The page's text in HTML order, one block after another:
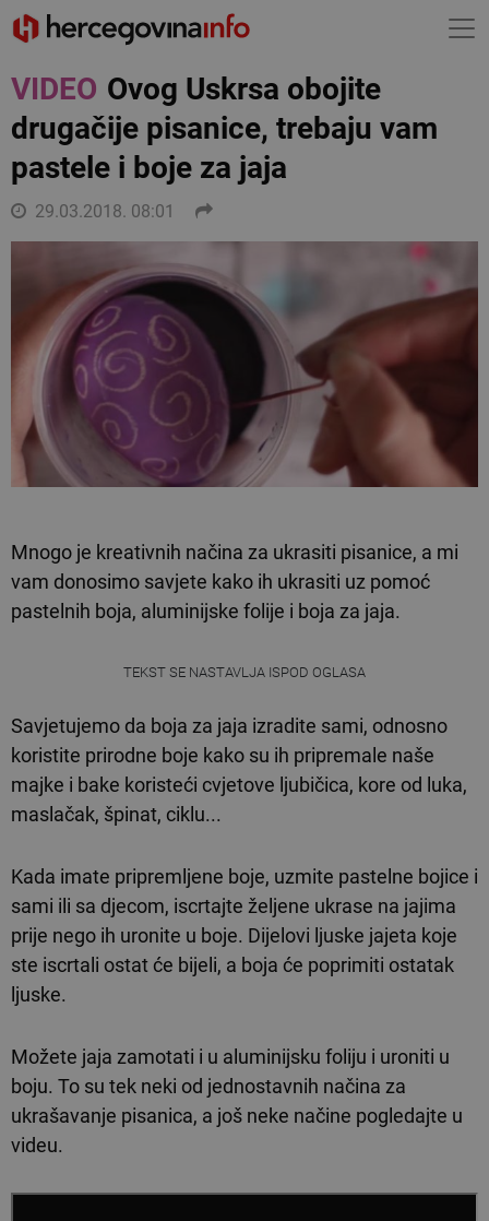
VIDEOOvog Uskrsa obojite
drugačije pisanice, trebaju vam
pastele i boje za jaja
29.03.2018. 08:01
Mnogo je kreativnih načina za ukrasiti pisanice, a mi
vam donosimo savjete kako ih ukrasiti uz pomoć
pastelnih boja, aluminijske folije i boja za jaja.
TEKST SE NASTAVLJA ISPOD OGLASA
Savjetujemo da boja za jaja izradite sami, odnosno
koristite prirodne boje kako su ih pripremale naše
majke i bake koristeći cvjetove ljubičica, kore od luka,
maslačak, špinat, ciklu...
Kada imate pripremljene boje, uzmite pastelne bojice i
sami ili sa djecom, iscrtajte željene ukrase na jajima
prije nego ih uronite u boje. Dijelovi ljuske jajeta koje
ste iscrtali ostat će bijeli, a boja će poprimiti ostatak
ljuske.
Možete jaja zamotati i u aluminijsku foliju i uroniti u
boju. To su tek neki od jednostavnih načina za
ukrašavanje pisanica, a još neke načine pogledajte u
videu.